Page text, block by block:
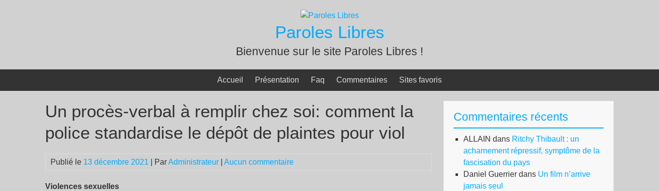
Paroles Libres
Bienvenue sur le site Paroles Libres !
Accueil Présentation Faq Commentaires Sites favoris
Un procès-verbal à remplir chez soi: comment la
police standardise le dépôt de plaintes pour viol
Publié le 13 décembre 2021 | ParAdministrateur Aucun commentaire
Violences sexuelles
Commentaires récents
ALLAIN dans Ritchy Thibault : un
acharnement répressif, symptôme de la
fascisation du pays
Daniel Guerrier dans Un film n’arrive
jamais seul